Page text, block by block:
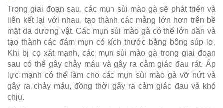
Trong giai đoạn sau, các mụn sùi mào gà sẽ phát triển và
liên kết lại với nhau, tạo thành các mảng lớn hơn trên bề
mặt da dương vật. Các mụn sùi mào gà có thể lớn dần và
tạo thành các đám mụn có kích thước bằng bông súp lơ.
Khi bị cọ xát mạnh, các mụn sùi mào gà trong giai đoạn
sau có thể gây chảy máu và gây ra cảm giác đau rát. Áp
lực mạnh có thể làm cho các mụn sùi mào gà vỡ nứt và
gây ra chảy máu, đồng thời gây ra cảm giác đau và khó
chịu.